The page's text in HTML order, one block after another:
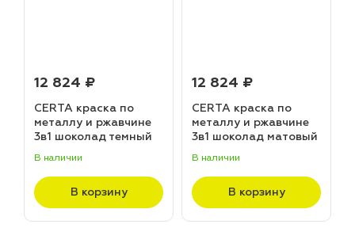
12 824 ₽
CERTA краска по
металлу и ржавчине
3в1 шоколад темный
(20,0кг)
В наличии
В корзину
12 824 ₽
CERTA краска по
металлу и ржавчине
3в1 шоколад матовый
В наличии
В корзину